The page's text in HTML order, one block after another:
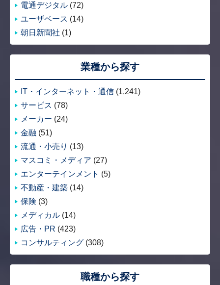
電通デジタル (72)
ユーザベース (14)
朝日新聞社 (1)
業種から探す
IT・インターネット・通信 (1,241)
サービス (78)
メーカー (24)
金融 (51)
流通・小売り (13)
マスコミ・メディア (27)
エンターテインメント (5)
不動産・建築 (14)
保険 (3)
メディカル (14)
広告・PR (423)
コンサルティング (308)
職種から探す